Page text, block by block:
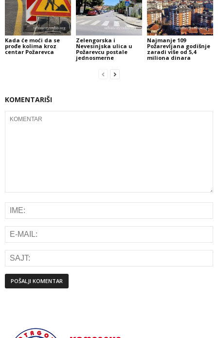
Kada će moći da se
prođe kolima kroz
centar Požarevca
Zelengorska i
Nevesinjska ulica u
Požarevcu postale
jednosmerne
Najmanje 109
Požarevljana godišnje
zaradi više od 5,4
miliona dinara
KOMENTARIŠI